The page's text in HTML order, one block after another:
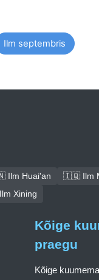
Ilm septembris
Ilm Huai'an 🇮🇶 Ilm
Xining
Kõige
praegu
Kõige